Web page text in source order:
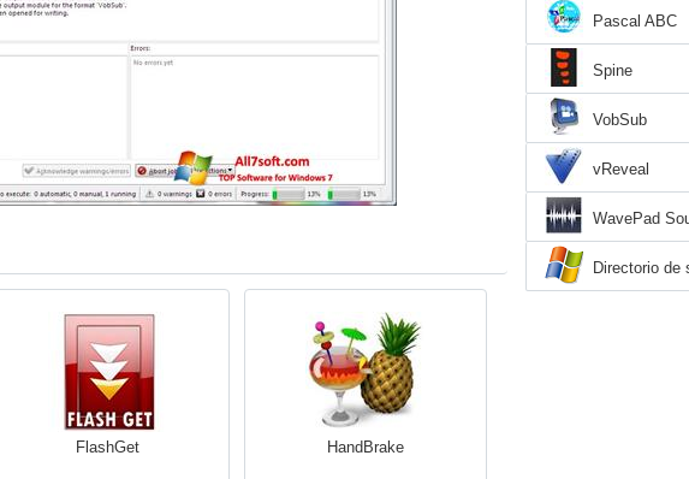
FlashGet HandBrake
Pascal ABC
Spine
VobSub
vReveal
WavePad
Directorio de